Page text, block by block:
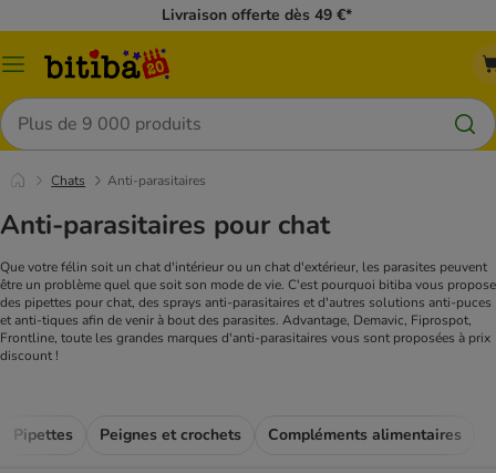
Livraison offerte dès 49 €*
Menu
Rechercher
Chats Anti-parasitaires
Anti-parasitaires pour chat
Que votre félin soit un chat d'intérieur ou un chat d'extérieur, les parasites peuvent
être un problème quel que soit son mode de vie. C'est pourquoi bitiba vous propose
des pipettes pour chat, des sprays anti-parasitaires et d'autres solutions anti-puces
et anti-tiques afin de venir à bout des parasites. Advantage, Demavic, Fiprospot,
Frontline, toute les grandes marques d'anti-parasitaires vous sont proposées à prix
discount !
Pipettes Peignes et crochets Compléments alimentaires